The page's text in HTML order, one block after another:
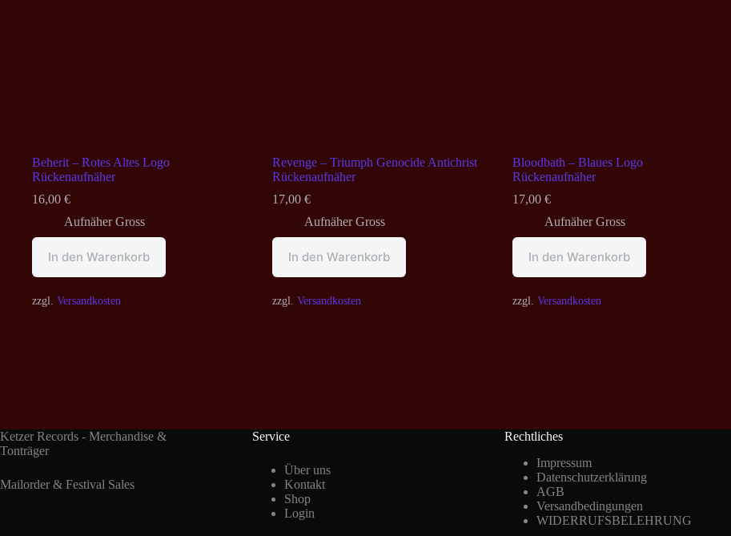
Beherit – Rotes Altes Logo
Rückenaufnäher
16,00 €
Aufnäher Gross
In den Warenkorb
zzgl. Versandkosten
Revenge – Triumph Genocide Antichrist
Rückenaufnäher
17,00 €
Aufnäher Gross
In den Warenkorb
zzgl. Versandkosten
Bloodbath – Blaues Logo
Rückenaufnäher
17,00 €
Aufnäher Gross
In den Warenkorb
zzgl. Versandkosten
Ketzer Records - Merchandise &
Tonträger
Mailorder & Festival Sales
Service
Über uns
Kontakt
Shop
Login
Rechtliches
Impressum
Datenschutzerklärung
AGB
Versandbedingungen
WIDERRUFSBELEHRUNG